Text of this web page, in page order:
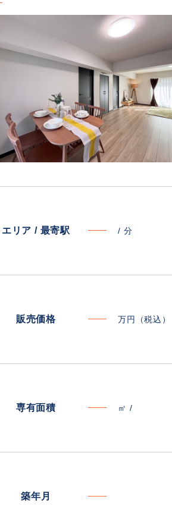
エリア / 最寄駅 / 分
販売価格 万円（税込）
専有面積 ㎡ /
築年月